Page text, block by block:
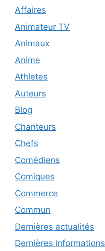
Affaires
Animateur TV
Animaux
Anime
Athletes
Auteurs
Blog
Chanteurs
Chefs
Comédiens
Comiques
Commerce
Commun
Dernières actualités
Dernières informations